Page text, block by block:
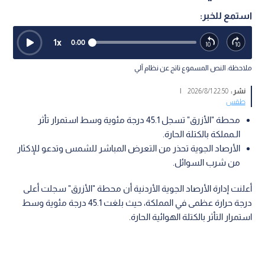
استمع للخبر:
0:00
1x
ملاحظة: النص المسموع ناتج عن نظام آلي
نشر :22:50 2026/8/1
|
طقس
محطة "الأزرق" تسجل 45.1 درجة مئوية وسط استمرار تأثر
الـمملكة بالكتلة الحارة.
الأرصاد الجوية تحذر من التعرض المباشر للشمس وتدعو للإكثار
من شرب السوائل.
أعلنت إدارة الأرصاد الجوية الأردنية أن محطة "الأزرق" سجلت أعلى
درجة حرارة عظمى في المملكة، حيث بلغت 45.1 درجة مئوية وسط
استمرار التأثر بالكتلة الهوائية الحارة.